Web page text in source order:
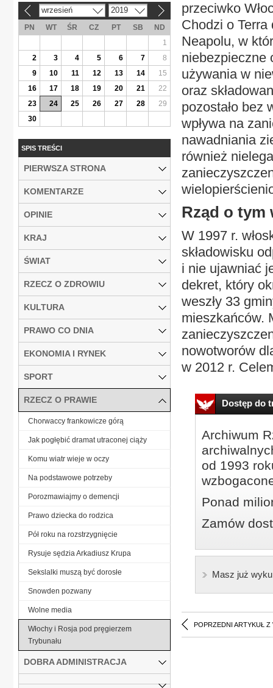
przeciwko
Chodzi o
Neapolu, w
niebezpieczne
używania w
oraz
pozostało bez
wpływa na
nawadniania
również
Rząd o tym
W 1997 r.
składowisku
i nie ujawniać
dekret, który
weszły 33
mieszkańców.
nowotworów
w 2012 r.
Dostęp do
Archiwum
od 1993
Ponad
Zamów
Masz już
POPRZEDNI ARTYKUŁ Z
wrzesień 2019
PN WT ŚR CZ PT SB
ND
1
2
3 4 5 6 7
8
9
10 11 12 13 14
15
16
17 18 19 20 21
22
23
24 25 26 27 28
29
30
SPIS TREŚCI
PIERWSZA STRONA
KOMENTARZE
OPINIE
KRAJ
ŚWIAT
RZECZ O ZDROWIU
KULTURA
PRAWO CO DNIA
EKONOMIA I RYNEK
SPORT
RZECZ O PRAWIE
Chorwaccy frankowicze górą
Jak pogłębić dramat utraconej ciąży
Komu wiatr wieje w oczy
Na podstawowe potrzeby
Porozmawiajmy o demencji
Prawo dziecka do rodzica
Pół roku na rozstrzygnięcie
Rysuje sędzia Arkadiusz Krupa
Sekslalki muszą być dorosłe
Snowden pozwany
Wolne media
Włochy i Rosja pod pręgierzem
Trybunału
DOBRA ADMINISTRACJA